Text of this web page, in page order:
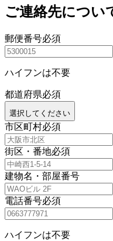
ご連絡先につい
郵便番号必須
ハイフンは不要
都道府県必須
選択してください
市区町村必須
街区・番地必須
建物名・部屋番号
電話番号必須
ハイフンは不要